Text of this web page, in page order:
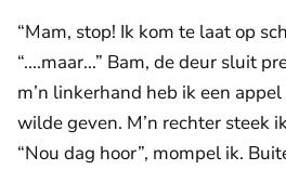
“Mam, stop! Ik kom te laat op
“....maar...” Bam, de deur sluit
m’n linkerhand heb ik een
wilde geven. M’n rechter steek
“Nou dag hoor”, mompel ik.